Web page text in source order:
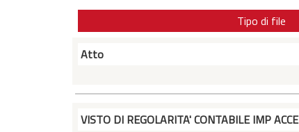
Tipo di file
Atto
VISTO DI REGOLARITA' CONTABILE IMP ACCE